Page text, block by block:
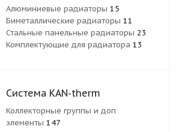
Алюминиевые радиаторы 15
Биметаллические радиаторы 11
Стальные панельные радиаторы 23
Комплектующие для радиатора 13
Система KAN-therm
Коллекторные группы и доп
элементы 147